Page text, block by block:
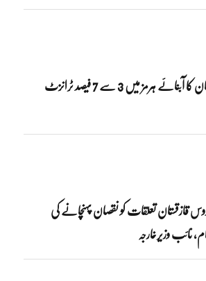
ایران اور عمان کا آبنائے ہرمز میں 3 سے 7 فیصد ٹرانزٹ
قازقستان تعلقات کو نقصان پہنچانے کی
نائب وزیرخارجہ